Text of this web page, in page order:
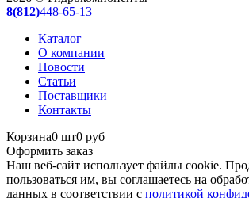
8(812)448-65-13
Каталог
О компании
Новости
Статьи
Поставщики
Контакты
Корзина0 шт0 руб
Оформить заказ
Наш веб-сайт использует файлы cookie.
пользоваться им, вы соглашаетесь на
данных в соответствии с политикой